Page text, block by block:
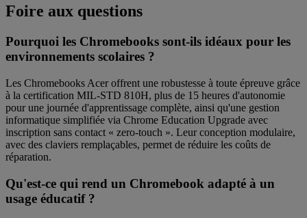
Foire aux questions
Pourquoi les Chromebooks sont-ils idéaux pour les
environnements scolaires ?
Les Chromebooks Acer offrent une robustesse à toute épreuve grâce
à la certification MIL-STD 810H, plus de 15 heures d'autonomie
pour une journée d'apprentissage complète, ainsi qu'une gestion
informatique simplifiée via Chrome Education Upgrade avec
inscription sans contact « zero-touch ». Leur conception modulaire,
avec des claviers remplaçables, permet de réduire les coûts de
réparation.
Qu'est-ce qui rend un Chromebook adapté à un
usage éducatif ?